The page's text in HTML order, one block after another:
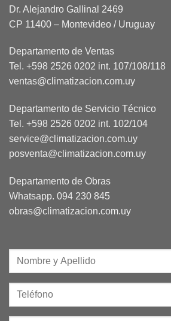
Dr. Alejandro Gallinal 2469
CP 11400 – Montevideo / Uruguay
Departamento de Ventas
Tel. +598 2526 0202 int. 107/108/118
ventas@climatizacion.com.uy
Departamento de Servicio Técnico
Tel. +598 2526 0202 int. 102/104
service@climatizacion.com.uy
posventa@climatizacion.com.uy
Departamento de Obras
Whatsapp. 094 230 845
obras@climatizacion.com.uy